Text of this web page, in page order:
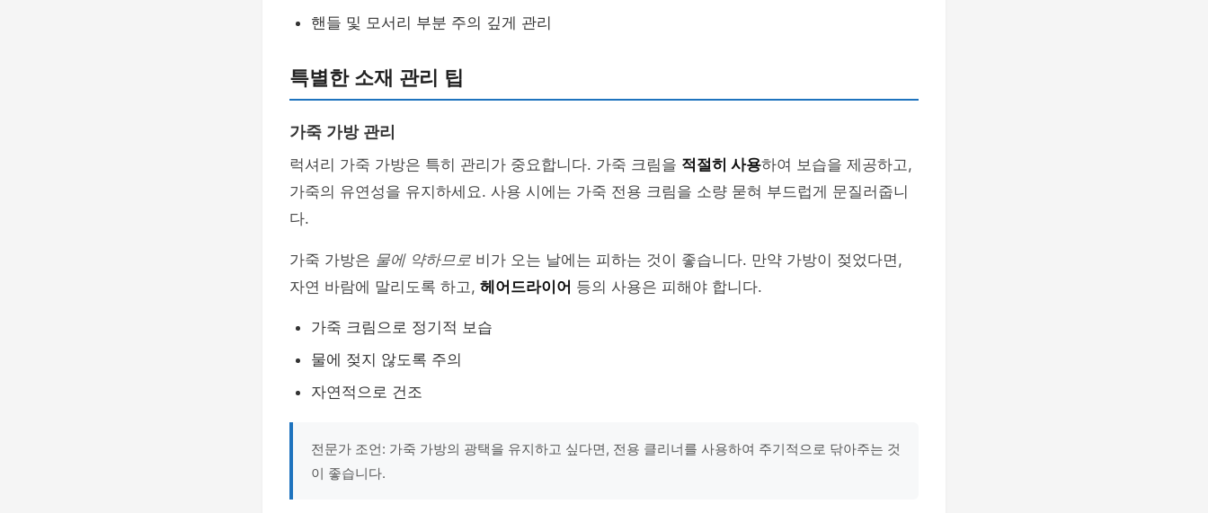
핸들 및 모서리 부분 주의 깊게 관리
특별한 소재 관리 팁
가죽 가방 관리
럭셔리 가죽 가방은 특히 관리가 중요합니다. 가죽 크림을 적절히 사용하여 보습을 제공하고,
가죽의 유연성을 유지하세요. 사용 시에는 가죽 전용 크림을 소량 묻혀 부드럽게 문질러줍니
다.
가죽 가방은 물에 약하므로 비가 오는 날에는 피하는 것이 좋습니다. 만약 가방이 젖었다면,
자연 바람에 말리도록 하고, 헤어드라이어 등의 사용은 피해야 합니다.
가죽 크림으로 정기적 보습
물에 젖지 않도록 주의
자연적으로 건조
전문가 조언: 가죽 가방의 광택을 유지하고 싶다면, 전용 클리너를 사용하여 주기적으로 닦아주는 것
이 좋습니다.